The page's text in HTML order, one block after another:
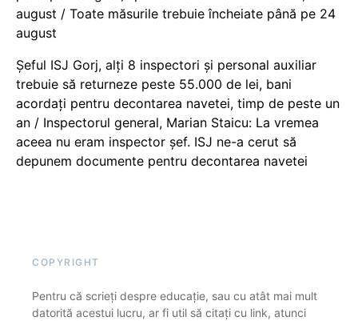
august / Toate măsurile trebuie încheiate până pe 24
august
Șeful ISJ Gorj, alți 8 inspectori și personal auxiliar
trebuie să returneze peste 55.000 de lei, bani
acordați pentru decontarea navetei, timp de peste un
an / Inspectorul general, Marian Staicu: La vremea
aceea nu eram inspector șef. ISJ ne-a cerut să
depunem documente pentru decontarea navetei
COPYRIGHT
Pentru că scrieți despre educație, sau cu atât mai mult
datorită acestui lucru, ar fi util să citați cu link, atunci